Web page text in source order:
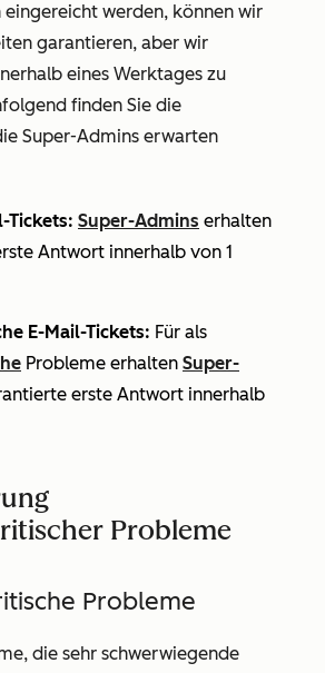
werden, können wir
garantieren, aber wir
eines Werktages zu
finden Sie die
Super-Admins erwarten
Tickets: Super-Admins erhalten
Antwort innerhalb von 1
E-Mail-Tickets: Für als
Probleme erhalten Super-
erste Antwort innerhalb
Probleme
Probleme
die sehr schwerwiegende